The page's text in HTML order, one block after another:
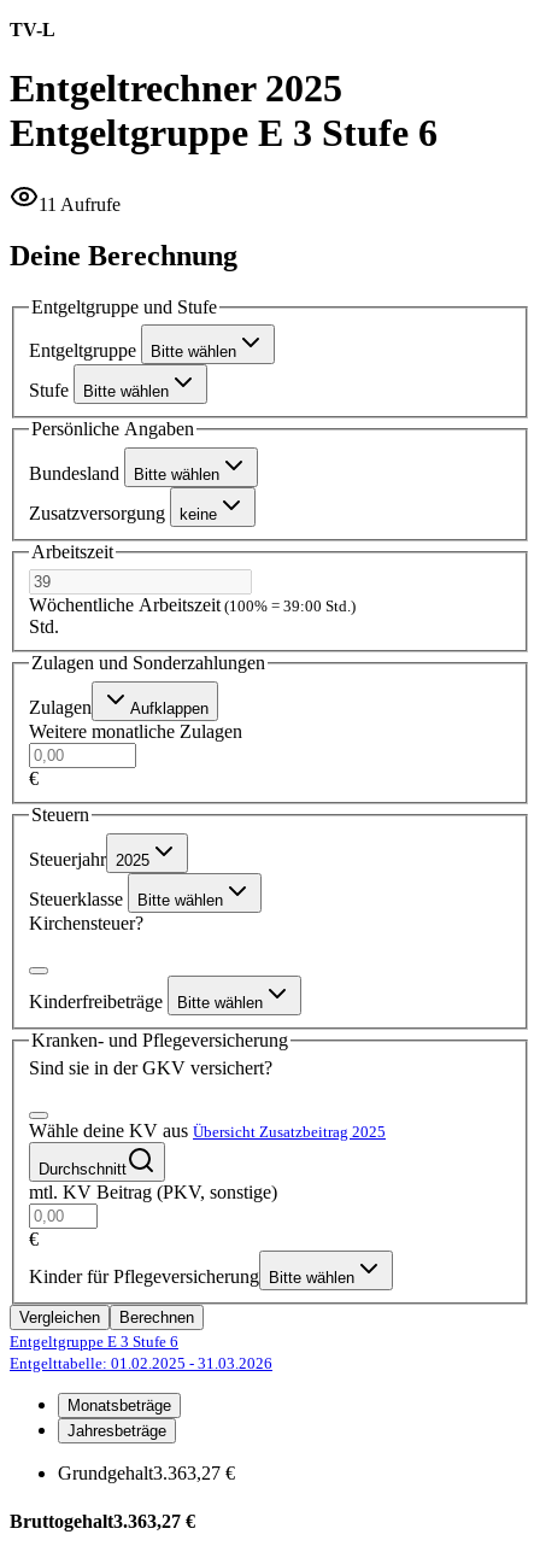
TV-L
Entgeltrechner 2025
Entgeltgruppe E 3 Stufe 6
11 Aufrufe
Deine Berechnung
Entgeltgruppe und Stufe
Entgeltgruppe Bitte wählen
Stufe Bitte wählen
Persönliche Angaben
Bundesland Bitte wählen
Zusatzversorgung keine
Arbeitszeit
Wöchentliche Arbeitszeit(100% = 39:00 Std.)
Std.
Zulagen und Sonderzahlungen
Zulagen Aufklappen
Weitere monatliche Zulagen
€
Steuern
Steuerjahr 2025
Steuerklasse Bitte wählen
Kirchensteuer?
Kinderfreibeträge Bitte wählen
Kranken- und Pflegeversicherung
Sind sie in der GKV versichert?
Wähle deine KV aus Übersicht Zusatzbeitrag 2025
Durchschnitt
mtl. KV Beitrag (PKV, sonstige)
€
Kinder für Pflegeversicherung
Bitte wählen
Vergleichen
Berechnen
Entgeltgruppe E 3 Stufe 6
Entgelttabelle: 01.02.2025 - 31.03.2026
Monatsbeträge
Jahresbeträge
Grundgehalt3.363,27 €
Bruttogehalt3.363,27 €